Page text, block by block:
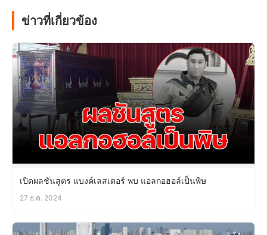
ข่าวที่เกี่ยวข้อง
เปิดผลชันสูตร แบงค์เลสเตอร์ พบ แอลกอฮอล์เป็นพิษ
27 ธ.ค. 2024